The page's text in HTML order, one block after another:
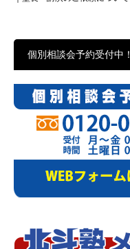
個別相談会予約受付中！